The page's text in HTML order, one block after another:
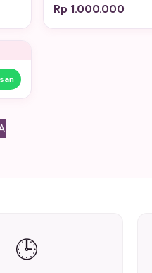
Rp 1.000.000
🕒